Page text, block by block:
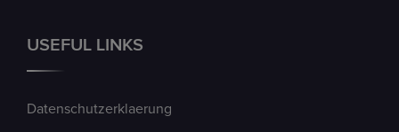
USEFUL LINKS
Datenschutzerklaerung